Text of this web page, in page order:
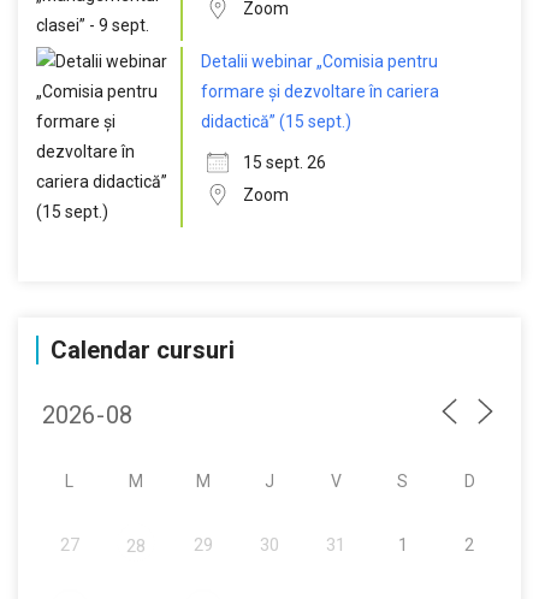
Zoom
Detalii webinar „Comisia pentru
formare și dezvoltare în cariera
didactică” (15 sept.)
15 sept. 26
Zoom
Calendar cursuri
M M J V S D
27 28 29 30 31 1 2